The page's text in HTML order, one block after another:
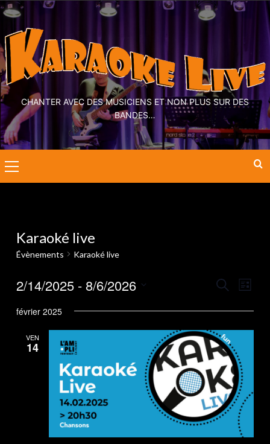
CHANTER AVEC DES MUSICIENS ET NON PLUS SUR DES
BANDES…
Karaoké live
Évènements Karaoké live
et
de
vues
Recherche
Liste
2/14/2025 - 8/6/2026
une
février 2025
VEN
14